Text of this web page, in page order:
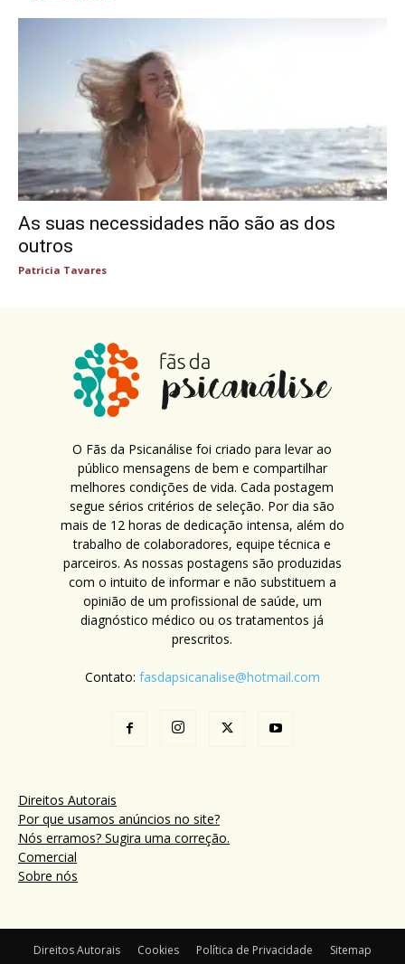
As suas necessidades não são as dos
outros
Patricia Tavares
O Fãs da Psicanálise foi criado para levar ao
público mensagens de bem e compartilhar
melhores condições de vida. Cada postagem
segue sérios critérios de seleção. Por dia são
mais de 12 horas de dedicação intensa, além do
trabalho de colaboradores, equipe técnica e
parceiros. As nossas postagens são produzidas
com o intuito de informar e não substituem a
opinião de um profissional de saúde, um
diagnóstico médico ou os tratamentos já
prescritos.
Contato: fasdapsicanalise@hotmail.com
Direitos Autorais
Por que usamos anúncios no site?
Nós erramos? Sugira uma correção.
Comercial
Sobre nós
Direitos Autorais Cookies Política de Privacidade Sitemap